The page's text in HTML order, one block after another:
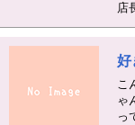
店
好
こ
ゃ
っ